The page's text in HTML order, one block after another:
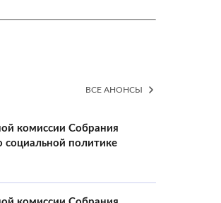
ВСЕ АНОНСЫ
комиссии Собрания
социальной политике